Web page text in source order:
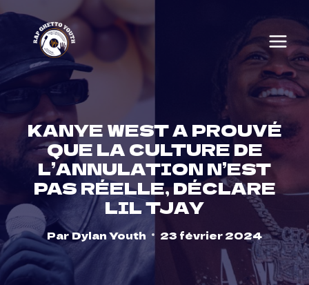
Skip
content
KANYE WEST A PROUVÉ
QUE LA CULTURE DE
L’ANNULATION N’EST
PAS RÉELLE, DÉCLARE
LIL TJAY
ParDylan Youth 23 février 2024